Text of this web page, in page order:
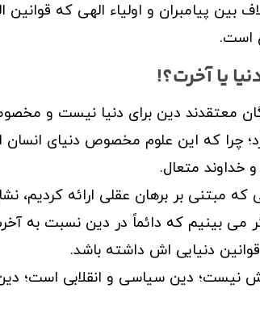
بین پیامبران و اولیاء الهی که
است.
معتقدند دین برای دنیا نیست و
چرا که این علوم مخصوص دنیای
متعال.
مبتنی بر برهان عقلی ارائه کردیم،
می بینیم که دائماً در دین نسبت به
دنیایی اش داشته باشد.
نیست؛ دین سیاسی و انقلابی است؛